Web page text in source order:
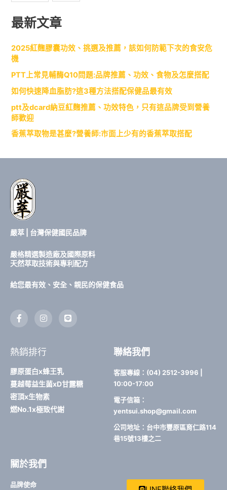
最新文章
2025紅麴膠囊功效、挑選及推薦，該如何防範下次的食安危
機
PTT上常見輔酶Q10問題:品牌推薦、功效、食物及怎麼搭配
如何快速降血脂肪?這3種方法搭配保健品最有效
ptt及dcard納豆紅麴推薦、功效特色，只有這品牌受到營養
師歡迎
香蕉萃取物是甚麼?營養師:市面上少有的香蕉萃取搭配
嚴萃 | 台灣保健國民品牌
嚴格精選製造廠及國際原料
天然萃取技術與專利配方
給您最有效、安全、親民的保健食品
F
a
b
o
k
-
f
I
n
a
g
a
m
L
i
熱銷排行
膠原蛋白x蜂王乳
蔓越莓益生菌xD甘露糖
密頂x生物素
燃No.1x極致代謝
關於我們
品牌使命
聯絡我們
客服專線：(04) 2512-3996 |
10:00-17:00
電子信箱：
yentsui.shop@gmail.com
公司地址：台中市豐原區育仁路114
巷15號13樓之二